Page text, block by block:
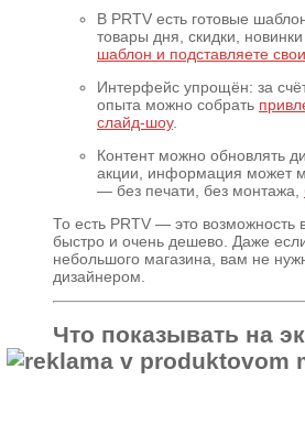
В PRTV есть готовые
товары дня, скидки,
шаблон и подставляете
Интерфейс упрощён: за
опыта можно собрать
слайд-шоу.
Контент можно обновлять
акции, информация может
— без печати, без монтажа,
То есть PRTV — это возможность
быстро и очень дешево. Даже
небольшого магазина, вам не
дизайнером.
Что показывать на